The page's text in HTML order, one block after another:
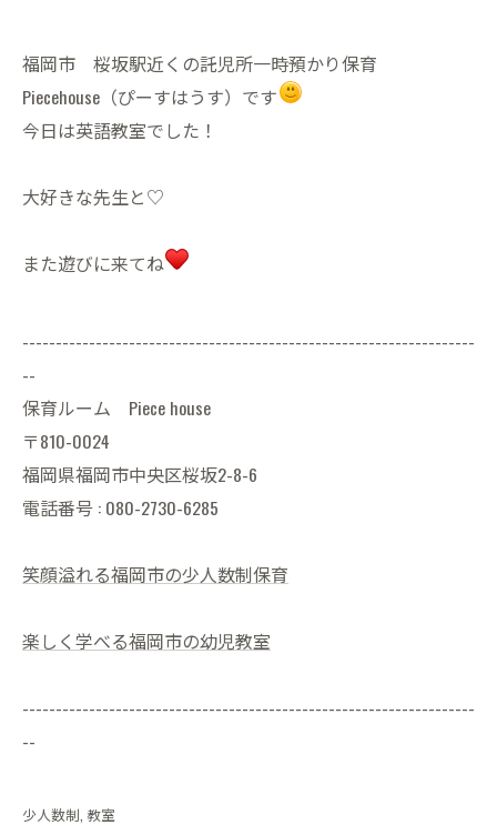
福岡市 桜坂駅近くの託児所一時預かり保育
Piecehouse（ぴーすはうす）です
今日は英語教室でした！
大好きな先生と♡
また遊びに来てね
--------------------------------------------------------------------
--
保育ルーム Piece house
〒810-0024
福岡県福岡市中央区桜坂2-8-6
電話番号 : 080-2730-6285
笑顔溢れる福岡市の少人数制保育
楽しく学べる福岡市の幼児教室
--------------------------------------------------------------------
--
少人数制 教室